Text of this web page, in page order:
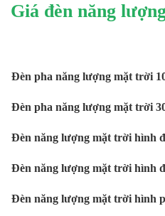
Giá đèn năng
Đèn pha năng lượng mặt
Đèn pha năng lượng mặt trời
Đèn năng lượng mặt trời hình
Đèn năng lượng mặt trời hình
Đèn năng lượng mặt trời hình